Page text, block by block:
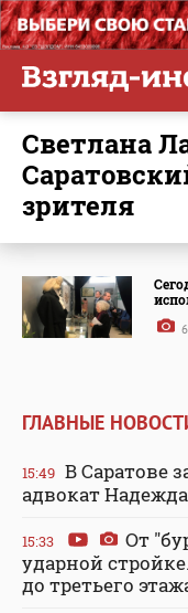
Светлана Лаврентьева
зрителя
ГЛАВНЫЕ
15:49 В Саратове
адвокат
15:33
От
ударной
до третьего